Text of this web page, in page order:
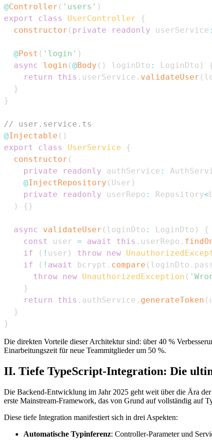
@Controller ( 'users' )
export
class UserController
{
constructor ( private readonly userService :
@Post ( 'login' )
async
login (@Body ( ) loginDto : LoginDto )
return
this . userService . validateUser (
}
}
// user.service.ts
@Injectable ( )
export
class UserService
{
constructor (
private
readonly authService :
@InjectRepository ( User )
private
readonly userRepo : Repository<
)
{ }
async validateUser ( loginDto : LoginDto )
{
const
user = await this . userRepo .
if
( ! user ) throw new
if
( ! await bcrypt . compare ( loginDto .
throw new UnauthorizedException (
}
return
this . authService . generateToken (
}
}
Die direkten Vorteile dieser Architektur sind: über 40 %
Einarbeitungszeit für neue Teammitglieder um 50 %.
II. Tiefe TypeScript-Integration: Die
Die Backend-Entwicklung im Jahr 2025 geht weit über die Ära
erste Mainstream-Framework, das von Grund auf vollständig auf
Diese tiefe Integration manifestiert sich in drei Aspekten:
Automatische Typinferenz: Controller-Parameter und